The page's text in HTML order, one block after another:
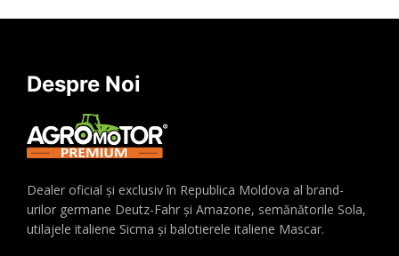
Despre Noi
Dealer oficial și exclusiv în Republica Moldova al brand-
urilor germane Deutz-Fahr și Amazone, semănătorile Sola,
utilajele italiene Sicma și balotierele italiene Mascar.